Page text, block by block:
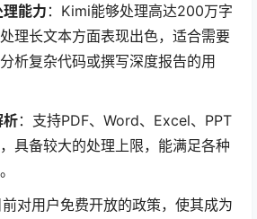
能力 ：Kimi能够处理高达200万字
理长文本方面表现出色，适合需要
析复杂代码或撰写深度报告的用
析：支持PDF、Word、Excel、PPT
具备较大的处理上限，能满足各种
前对用户免费开放的政策，使其成为